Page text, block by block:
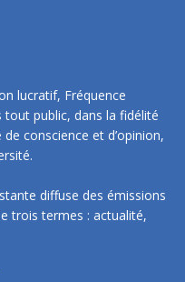
lucratif, Fréquence
public, dans la fidélité
conscience et d’opinion,
diffuse des émissions
trois termes : actualité,